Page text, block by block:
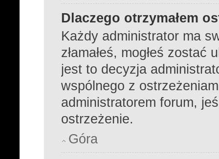
Dlaczego otrzymałem
Każdy administrator ma
złamałeś, mogłeś
jest to decyzja
wspólnego z
administratorem forum,
ostrzeżenie.
Góra